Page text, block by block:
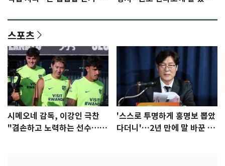
스포츠
시메오네 감독, 이강인 극찬
"겸손하고 노력하는 선수…좋
'스스로 투명하게 홍명보 뽑았
다더니'…2년 만에 말 바꾼 이